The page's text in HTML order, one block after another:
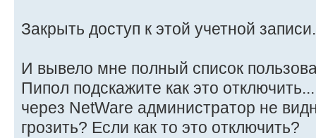
Закрыть доступ к этой учетной записи.
И вывело мне полный список
Пипол подскажите как это
через NetWare администратор не
грозить? Если как то это отключить?